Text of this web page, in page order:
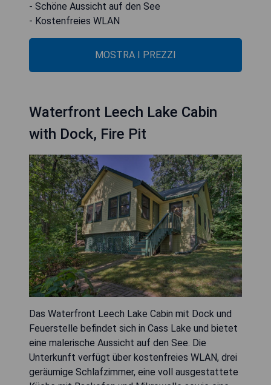
- Schöne Aussicht auf den See
- Kostenfreies WLAN
MOSTRA I PREZZI
Waterfront Leech Lake Cabin
with Dock, Fire Pit
Das Waterfront Leech Lake Cabin mit Dock und
Feuerstelle befindet sich in Cass Lake und bietet
eine malerische Aussicht auf den See. Die
Unterkunft verfügt über kostenfreies WLAN, drei
geräumige Schlafzimmer, eine voll ausgestattete